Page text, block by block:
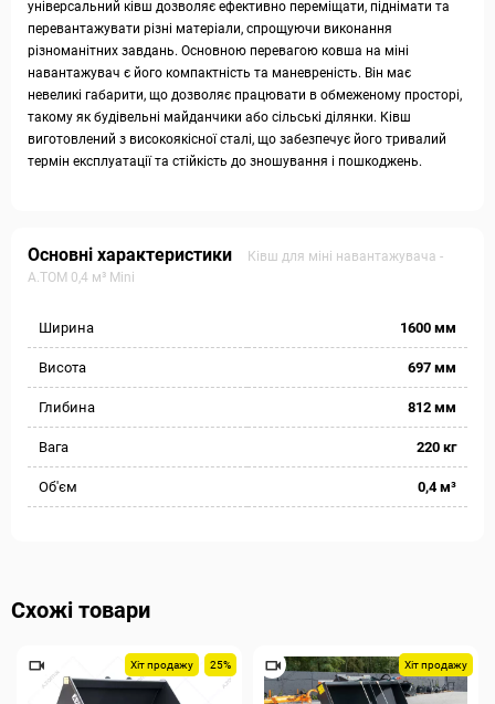
універсальний ківш дозволяє ефективно переміщати, піднімати та
перевантажувати різні матеріали, спрощуючи виконання
різноманітних завдань. Основною перевагою ковша на міні
навантажувач є його компактність та маневреність. Він має
невеликі габарити, що дозволяє працювати в обмеженому просторі,
такому як будівельні майданчики або сільські ділянки. Ківш
виготовлений з високоякісної сталі, що забезпечує його тривалий
термін експлуатації та стійкість до зношування і пошкоджень.
Основні характеристики
Ківш для міні навантажувача -
A.TOM 0,4 м³ Mini
Ширина 1600 мм
Висота 697 мм
Глибина 812 мм
Вага 220 кг
Об'єм 0,4 м³
Схожі товари
Хіт продажу 25% Хіт продажу